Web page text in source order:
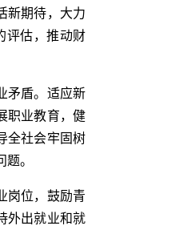
新期待，大力
评估，推动财
矛盾。适应新
职业教育，健
全社会牢固树
。
岗位，鼓励青
外出就业和就